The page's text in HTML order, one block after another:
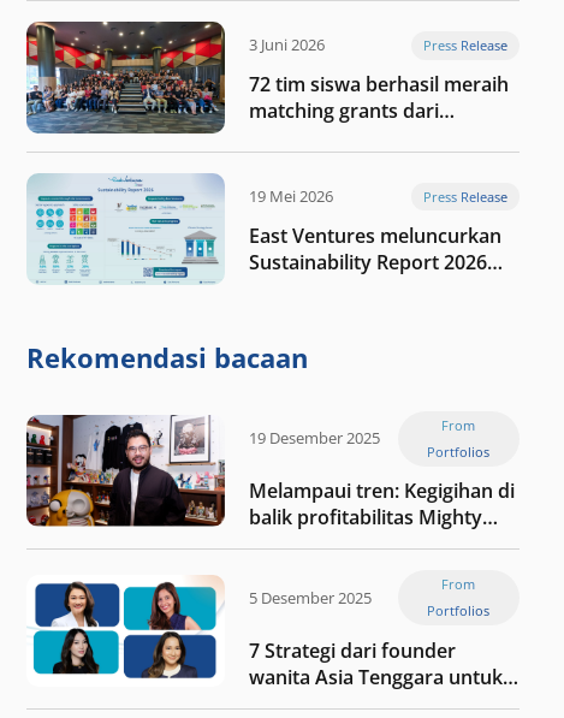
3 Juni 2026 Press Release
72 tim siswa berhasil meraih
matching grants dari
19 Mei 2026 Press Release
East Ventures meluncurkan
Sustainability Report 2026
Rekomendasi bacaan
19 Desember 2025
From
Portfolios
Melampaui tren: Kegigihan di
balik profitabilitas Mighty
Jaxx
5 Desember 2025
From
Portfolios
7 Strategi dari founder
wanita Asia Tenggara untuk
tetap relevan di tengah